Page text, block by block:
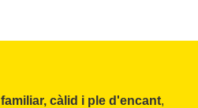
familiar, càlid i ple d'encant,